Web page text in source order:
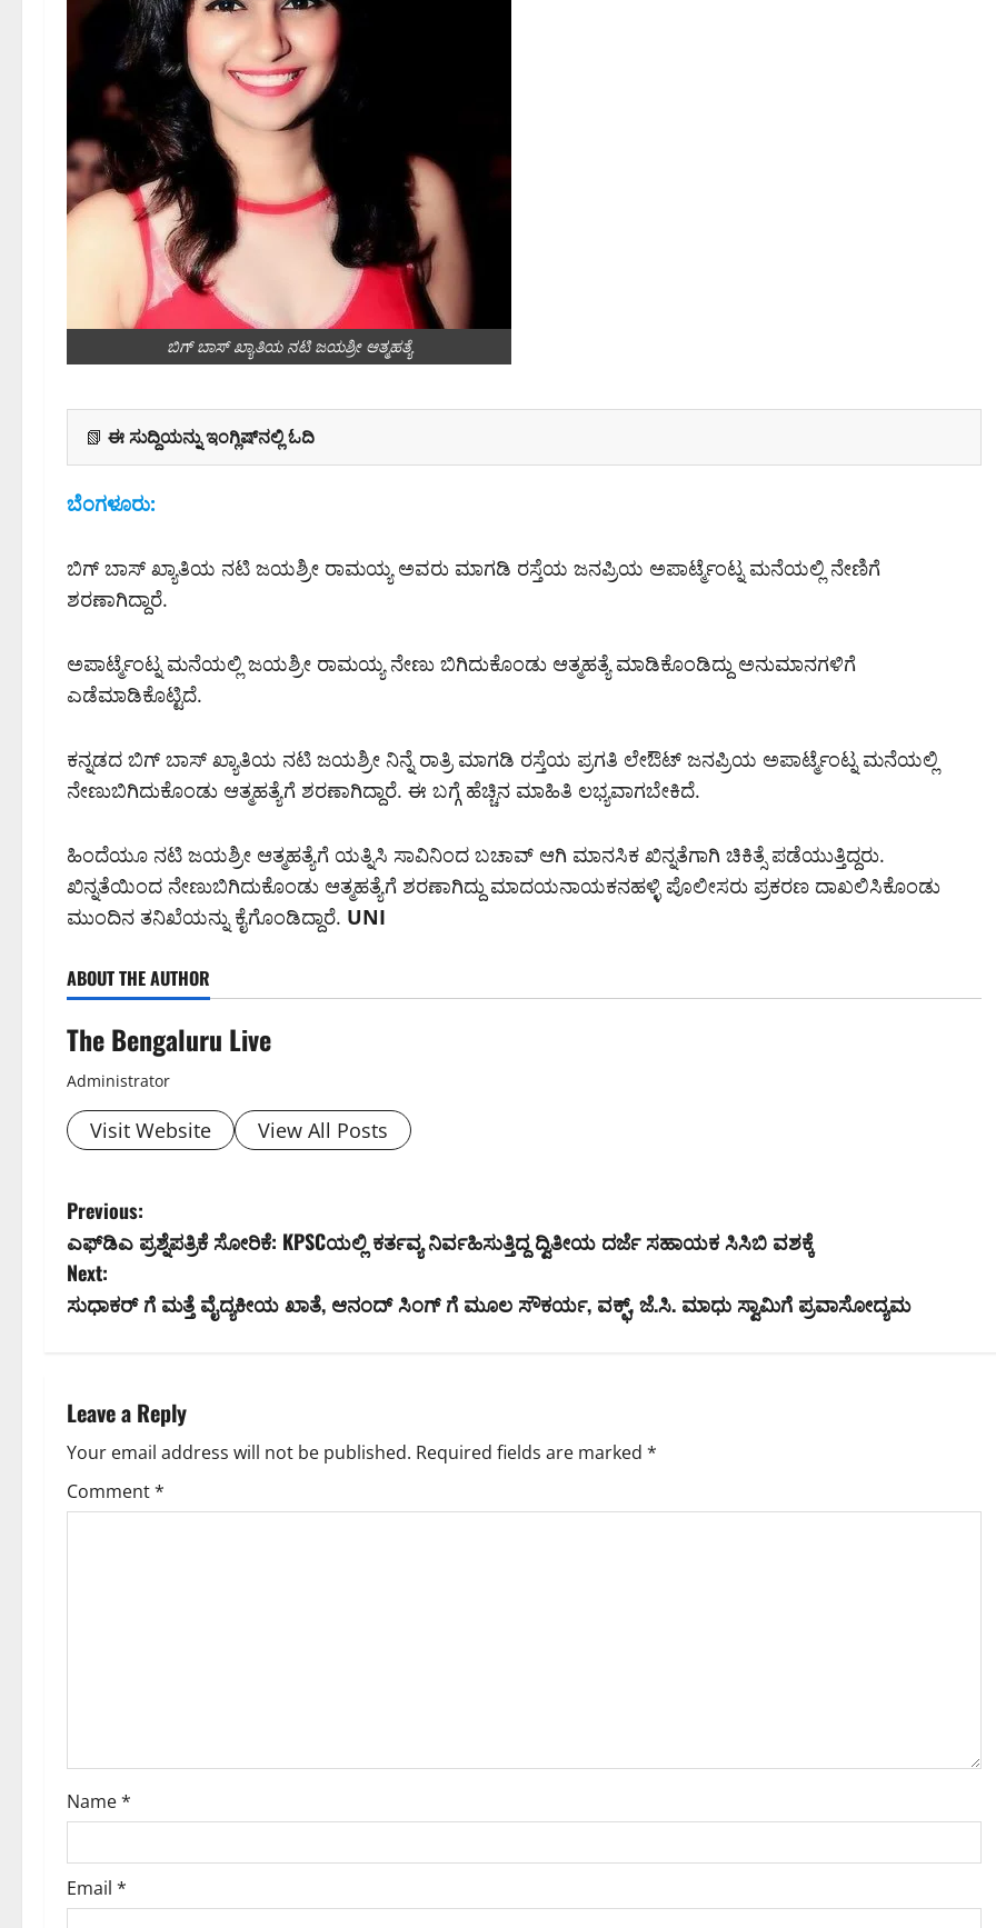
ಬಿಗ್ ಬಾಸ್ ಖ್ಯಾತಿಯ ನಟಿ ಜಯಶ್ರೀ ಆತ್ಮಹತ್ಯೆ
📗 ಈ ಸುದ್ದಿಯನ್ನು ಇಂಗ್ಲಿಷ್‌ನಲ್ಲಿ ಓದಿ
ಬೆಂಗಳೂರು:
ಬಿಗ್ ಬಾಸ್ ಖ್ಯಾತಿಯ ನಟಿ ಜಯಶ್ರೀ ರಾಮಯ್ಯ ಅವರು ಮಾಗಡಿ ರಸ್ತೆಯ ಜನಪ್ರಿಯ ಅಪಾರ್ಟ್ಮೆಂಟ್ನ ಮನೆಯಲ್ಲಿ ನೇಣಿಗೆ
ಶರಣಾಗಿದ್ದಾರೆ.
ಅಪಾರ್ಟ್ಮೆಂಟ್ನ ಮನೆಯಲ್ಲಿ ಜಯಶ್ರೀ ರಾಮಯ್ಯ ನೇಣು ಬಿಗಿದುಕೊಂಡು ಆತ್ಮಹತ್ಯೆ ಮಾಡಿಕೊಂಡಿದ್ದು ಅನುಮಾನಗಳಿಗೆ
ಎಡೆಮಾಡಿಕೊಟ್ಟಿದೆ.
ಕನ್ನಡದ ಬಿಗ್ ಬಾಸ್ ಖ್ಯಾತಿಯ ನಟಿ ಜಯಶ್ರೀ ನಿನ್ನೆ ರಾತ್ರಿ ಮಾಗಡಿ ರಸ್ತೆಯ ಪ್ರಗತಿ ಲೇಔಟ್ ಜನಪ್ರಿಯ ಅಪಾರ್ಟ್ಮೆಂಟ್ನ ಮನೆಯಲ್ಲಿ
ನೇಣುಬಿಗಿದುಕೊಂಡು ಆತ್ಮಹತ್ಯೆಗೆ ಶರಣಾಗಿದ್ದಾರೆ. ಈ ಬಗ್ಗೆ ಹೆಚ್ಚಿನ ಮಾಹಿತಿ ಲಭ್ಯವಾಗಬೇಕಿದೆ.
ಹಿಂದೆಯೂ ನಟಿ ಜಯಶ್ರೀ ಆತ್ಮಹತ್ಯೆಗೆ ಯತ್ನಿಸಿ ಸಾವಿನಿಂದ ಬಚಾವ್ ಆಗಿ ಮಾನಸಿಕ ಖಿನ್ನತೆಗಾಗಿ ಚಿಕಿತ್ಸೆ ಪಡೆಯುತ್ತಿದ್ದರು.
ಖಿನ್ನತೆಯಿಂದ ನೇಣುಬಿಗಿದುಕೊಂಡು ಆತ್ಮಹತ್ಯೆಗೆ ಶರಣಾಗಿದ್ದು ಮಾದಯನಾಯಕನಹಳ್ಳಿ ಪೊಲೀಸರು ಪ್ರಕರಣ ದಾಖಲಿಸಿಕೊಂಡು
ಮುಂದಿನ ತನಿಖೆಯನ್ನು ಕೈಗೊಂಡಿದ್ದಾರೆ. UNI
ABOUT THE AUTHOR
The Bengaluru Live
Administrator
Visit Website View All Posts
P
o
s
n
a
v
o
n
Previous:
ಎಫ್‌ಡಿಎ ಪ್ರಶ್ನೆಪತ್ರಿಕೆ ಸೋರಿಕೆ: KPSCಯಲ್ಲಿ ಕರ್ತವ್ಯ ನಿರ್ವಹಿಸುತ್ತಿದ್ದ ದ್ವಿತೀಯ ದರ್ಜೆ ಸಹಾಯಕ ಸಿಸಿಬಿ ವಶಕ್ಕೆ
Next:
ಸುಧಾಕರ್ ಗೆ ಮತ್ತೆ ವೈದ್ಯಕೀಯ ಖಾತೆ, ಆನಂದ್ ಸಿಂಗ್ ಗೆ ಮೂಲ ಸೌಕರ್ಯ, ವಕ್ಫ್, ಜೆ.ಸಿ. ಮಾಧು ಸ್ವಾಮಿಗೆ ಪ್ರವಾಸೋದ್ಯಮ
Leave a Reply
Your email address will not be published. Required fields are marked *
Comment*
Name*
Email *